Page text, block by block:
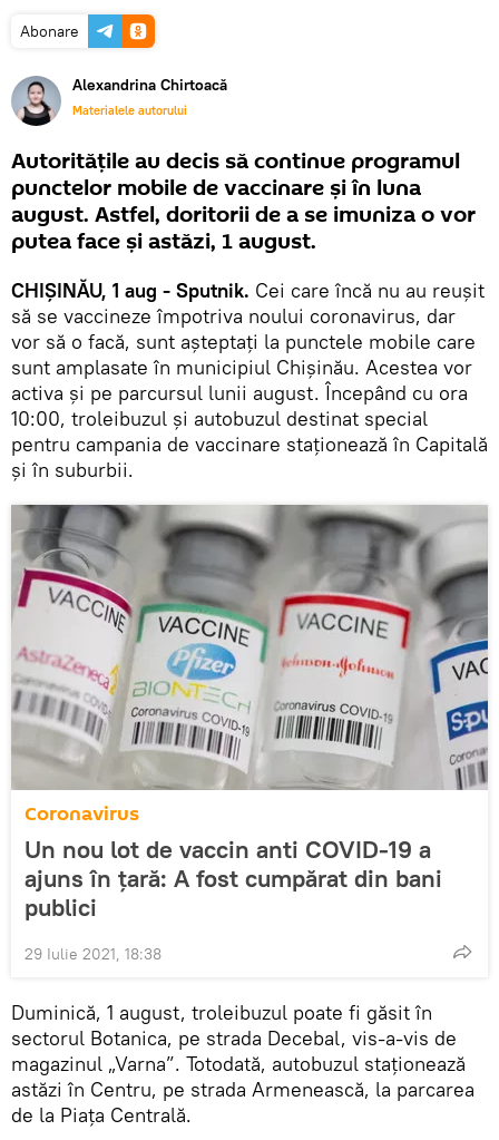
Abonare
Alexandrina Chirtoacă
Materialele autorului
Autoritățile au decis să continue programul
punctelor mobile de vaccinare și în luna
august. Astfel, doritorii de a se imuniza o vor
putea face și astăzi, 1 august.
CHIȘINĂU, 1 aug - Sputnik. Cei care încă nu au reușit
să se vaccineze împotriva noului coronavirus, dar
vor să o facă, sunt așteptați la punctele mobile care
sunt amplasate în municipiul Chișinău. Acestea vor
activa și pe parcursul lunii august. Începând cu ora
10:00, troleibuzul și autobuzul destinat special
pentru campania de vaccinare staționează în Capitală
și în suburbii.
Coronavirus
Un nou lot de vaccin anti COVID-19 a
ajuns în țară: A fost cumpărat din bani
publici
29 Iulie 2021, 18:38
Duminică, 1 august, troleibuzul poate fi găsit în
sectorul Botanica, pe strada Decebal, vis-a-vis de
magazinul „Varna”. Totodată, autobuzul staționează
astăzi în Centru, pe strada Armenească, la parcarea
de la Piața Centrală.